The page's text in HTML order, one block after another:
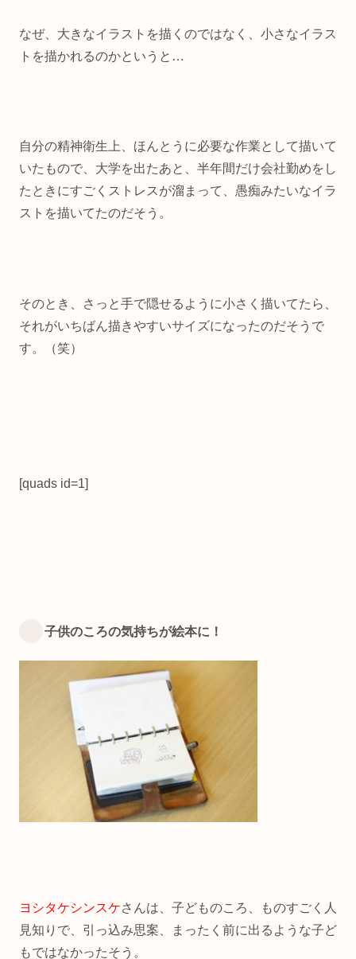
なぜ、大きなイラストを描くのではなく、小さなイラス
トを描かれるのかというと…
自分の精神衛生上、ほんとうに必要な作業として描いて
いたもので、大学を出たあと、半年間だけ会社勤めをし
たときにすごくストレスが溜まって、愚痴みたいなイラ
ストを描いてたのだそう。
そのとき、さっと手で隠せるように小さく描いてたら、
それがいちばん描きやすいサイズになったのだそうで
す。（笑）
[quads id=1]
子供のころの気持ちが絵本に！
ヨシタケシンスケさんは、子どものころ、ものすごく人
見知りで、引っ込み思案、まったく前に出るような子ど
もではなかったそう。